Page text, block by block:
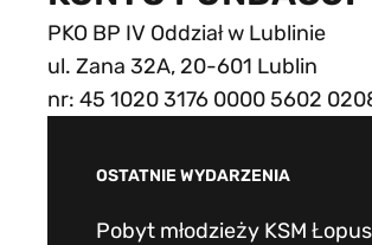
PKO BP IV Oddział w Lublinie
ul. Zana 32A, 20-601 Lublin
nr: 45 1020 3176 0000 5602
OSTATNIE WYDARZENIA
Pobyt młodzieży KSM